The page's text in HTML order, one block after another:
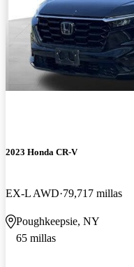
2023 Honda CR-V
EX-L AWD 79,717 millas
Poughkeepsie, NY
65 millas